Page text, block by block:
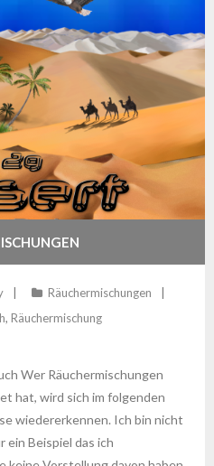
Räuchermischungen
, Räuchermischung
Wer Räuchermischungen
hat, wird sich im folgenden
wiedererkennen. Ich bin nicht
ein Beispiel das ich